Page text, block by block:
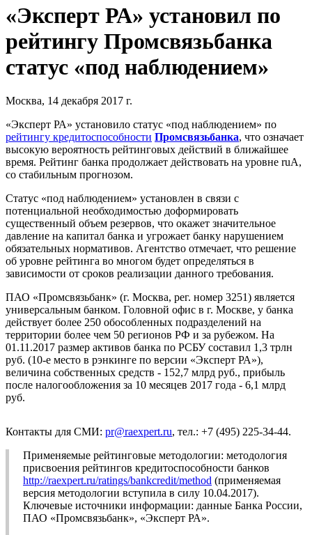
«Эксперт РА» установил по
рейтингу Промсвязьбанка
статус «под наблюдением»
Москва, 14 декабря 2017 г.
«Эксперт РА» установило статус «под наблюдением» по
рейтингу кредитоспособности Промсвязьбанка, что означает
высокую вероятность рейтинговых действий в ближайшее
время. Рейтинг банка продолжает действовать на уровне ruA,
со стабильным прогнозом.
Статус «под наблюдением» установлен в связи с
потенциальной необходимостью доформировать
существенный объем резервов, что окажет значительное
давление на капитал банка и угрожает банку нарушением
обязательных нормативов. Агентство отмечает, что решение
об уровне рейтинга во многом будет определяться в
зависимости от сроков реализации данного требования.
ПАО «Промсвязьбанк» (г. Москва, рег. номер 3251) является
универсальным банком. Головной офис в г. Москве, у банка
действует более 250 обособленных подразделений на
территории более чем 50 регионов РФ и за рубежом. На
01.11.2017 размер активов банка по РСБУ составил 1,3 трлн
руб. (10-е место в рэнкинге по версии «Эксперт РА»),
величина собственных средств - 152,7 млрд руб., прибыль
после налогообложения за 10 месяцев 2017 года - 6,1 млрд
руб.
Контакты для СМИ: pr@raexpert.ru, тел.: +7 (495) 225-34-44.
Применяемые рейтинговые методологии: методология
присвоения рейтингов кредитоспособности банков
http://raexpert.ru/ratings/bankcredit/method (применяемая
версия методологии вступила в силу 10.04.2017).
Ключевые источники информации: данные Банка России,
ПАО «Промсвязьбанк», «Эксперт РА».